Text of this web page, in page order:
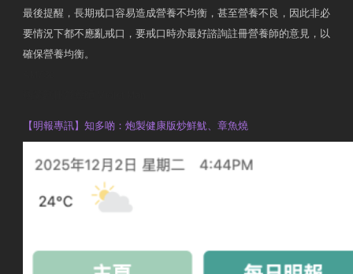
最後提醒，長期戒口容易造成營養不均衡，甚至營養不良，因此非必
要情況下都不應亂戒口，要戒口時亦最好諮詢註冊營養師的意見，以
確保營養均衡。
【明報專訊】知多啲：炮製健康版炒鮮魷、章魚燒